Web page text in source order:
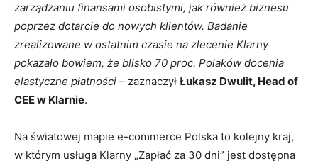
zarządzaniu finansami osobistymi, jak również biznesu
poprzez dotarcie do nowych klientów. Badanie
zrealizowane w ostatnim czasie na zlecenie Klarny
pokazało bowiem, że blisko 70 proc. Polaków docenia
elastyczne płatności – zaznaczył Łukasz Dwulit, Head of
CEE w Klarnie.
Na światowej mapie e-commerce Polska to kolejny kraj,
w którym usługa Klarny „Zapłać za 30 dni” jest dostępna